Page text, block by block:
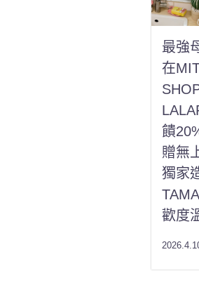
最強
在
饋
贈無
獨家
歡度